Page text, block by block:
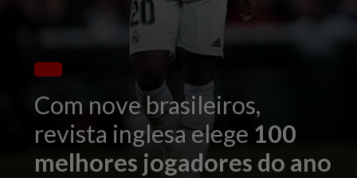
Com nove brasileiros,
revista inglesa elege 100
melhores jogadores do ano